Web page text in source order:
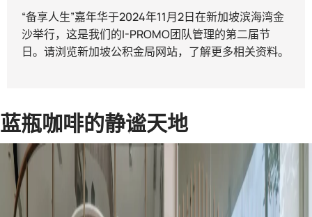
“备享人生”嘉年华于2024年11月2日在新加坡滨海湾金
沙举行，这是我们的I-PROMO团队管理的第二届节
日。请浏览新加坡公积金局网站，了解更多相关资料。
蓝瓶咖啡的静谧天地